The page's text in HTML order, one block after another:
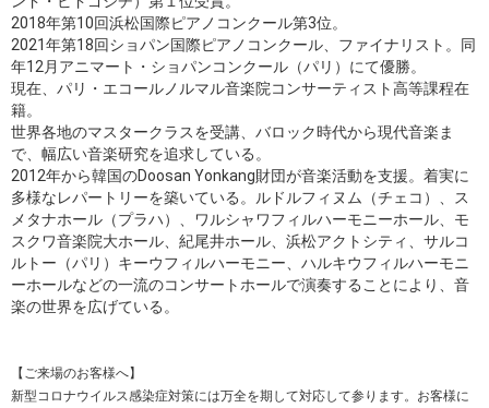
2018年第10回浜松国際ピアノコンクール第3位。
2021年第18回ショパン国際ピアノコンクール、ファイナリスト。同
年12月アニマート・ショパンコンクール（パリ）にて優勝。
現在、パリ・エコールノルマル音楽院コンサーティスト高等課程在
籍。
世界各地のマスタークラスを受講、バロック時代から現代音楽ま
で、幅広い音楽研究を追求している。
2012年から韓国のDoosan Yonkang財団が音楽活動を支援。着実に
多様なレパートリーを築いている。ルドルフィヌム（チェコ）、ス
メタナホール（プラハ）、ワルシャワフィルハーモニーホール、モ
スクワ音楽院大ホール、紀尾井ホール、浜松アクトシティ、サルコ
ルトー（パリ）キーウフィルハーモニー、ハルキウフィルハーモニ
ーホールなどの一流のコンサートホールで演奏することにより、音
楽の世界を広げている。
【ご来場のお客様へ】
新型コロナウイルス感染症対策には万全を期して対応して参ります。 お客様に